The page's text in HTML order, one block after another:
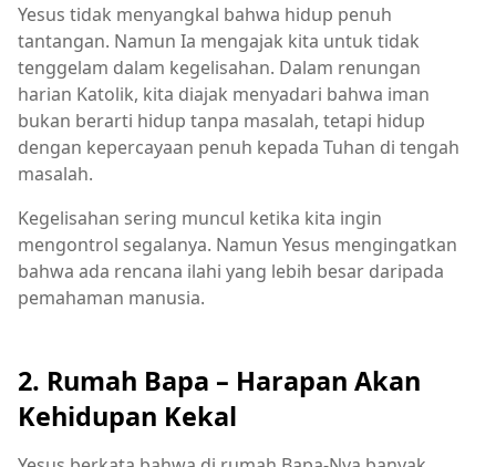
Yesus tidak menyangkal bahwa hidup penuh
tantangan. Namun Ia mengajak kita untuk tidak
tenggelam dalam kegelisahan. Dalam renungan
harian Katolik, kita diajak menyadari bahwa iman
bukan berarti hidup tanpa masalah, tetapi hidup
dengan kepercayaan penuh kepada Tuhan di tengah
masalah.
Kegelisahan sering muncul ketika kita ingin
mengontrol segalanya. Namun Yesus mengingatkan
bahwa ada rencana ilahi yang lebih besar daripada
pemahaman manusia.
2. Rumah Bapa – Harapan Akan
Kehidupan Kekal